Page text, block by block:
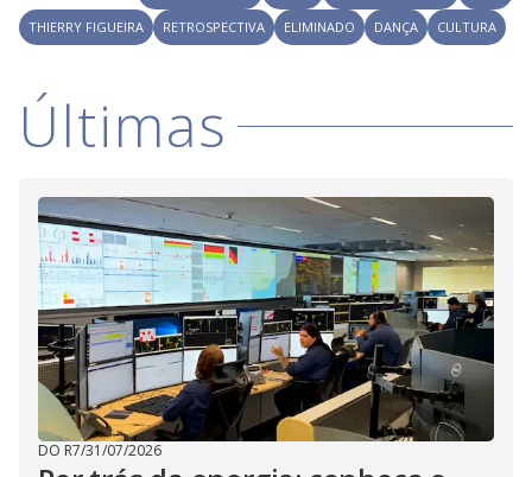
i
d
e
o
THIERRY FIGUEIRA
RETROSPECTIVA ELIMINADO DANÇA CULTURA
Últimas
DO R7/31/07/2026